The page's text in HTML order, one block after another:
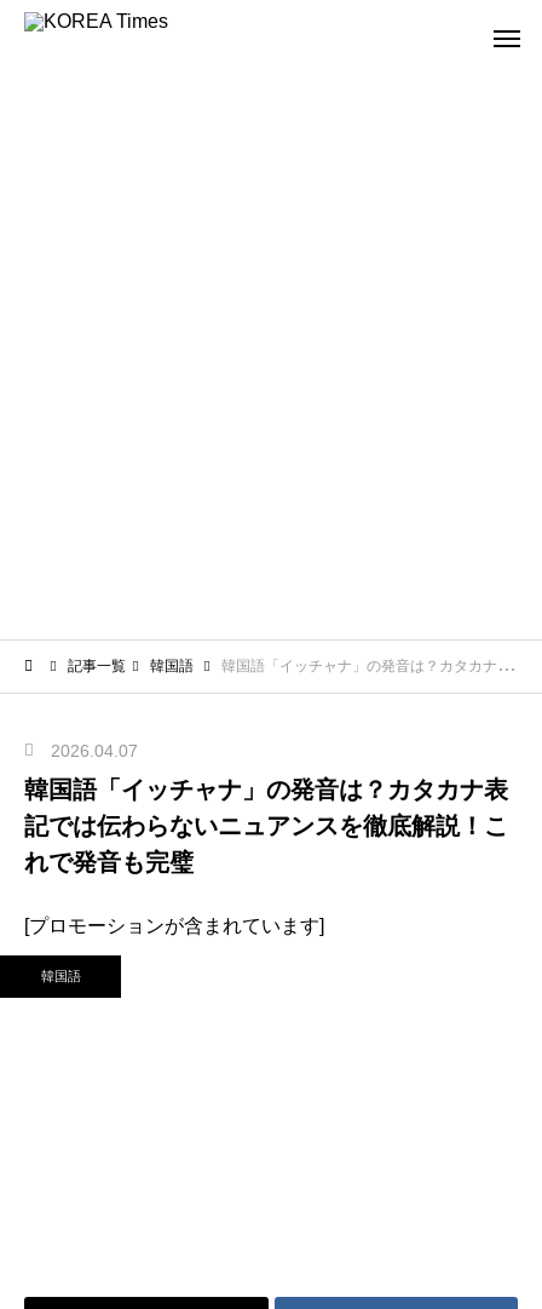
記事一覧 韓国語 韓国語「イッチャナ」の発音は？カタカナ表記では伝わらないニュアンスを徹底解説！これで発音も完璧
2026.04.07
韓国語「イッチャナ」の発音は？カタカナ表
記では伝わらないニュアンスを徹底解説！こ
れで発音も完璧
[プロモーションが含まれています]
韓国語